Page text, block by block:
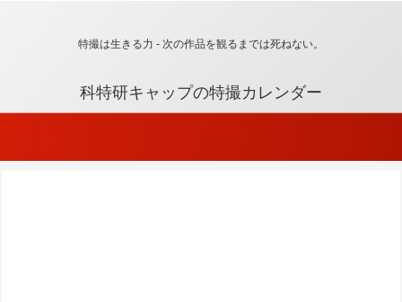
特撮は生きる力 - 次の作品を観るまでは死ねない。
科特研キャップの特撮カレンダー